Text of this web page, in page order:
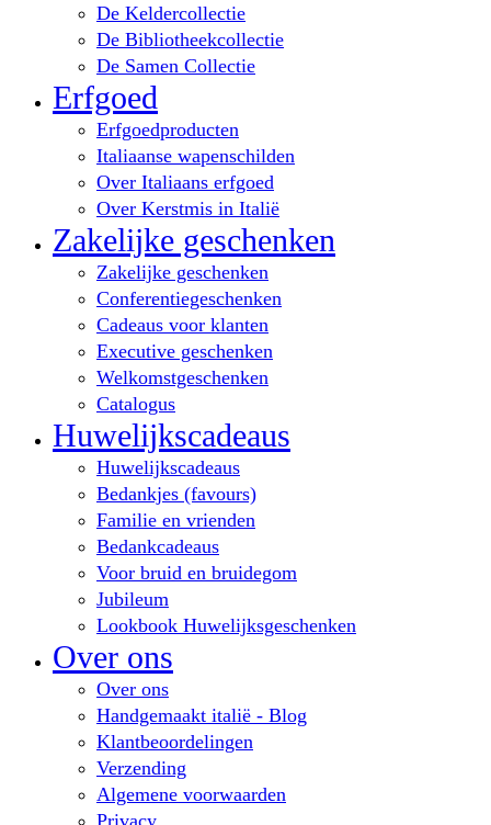
De Keldercollectie
De Bibliotheekcollectie
De Samen Collectie
Erfgoed
Erfgoedproducten
Italiaanse wapenschilden
Over Italiaans erfgoed
Over Kerstmis in Italië
Zakelijke geschenken
Zakelijke geschenken
Conferentiegeschenken
Cadeaus voor klanten
Executive geschenken
Welkomstgeschenken
Catalogus
Huwelijkscadeaus
Huwelijkscadeaus
Bedankjes (favours)
Familie en vrienden
Bedankcadeaus
Voor bruid en bruidegom
Jubileum
Lookbook Huwelijksgeschenken
Over ons
Over ons
Handgemaakt italië - Blog
Klantbeoordelingen
Verzending
Algemene voorwaarden
Privacy